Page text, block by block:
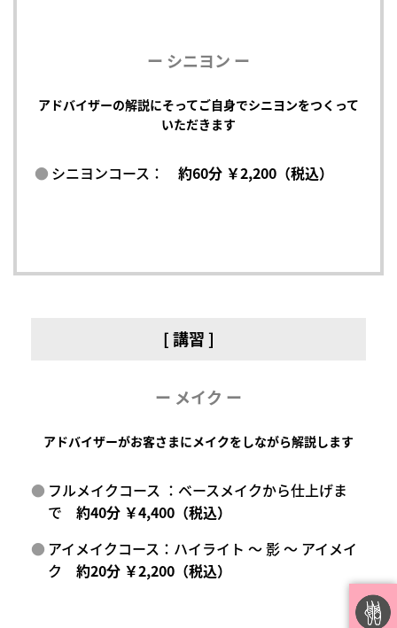
ー シニヨン ー
アドバイザーの解説にそってご自身でシニヨンをつくって
いただきます
シニヨンコース：約60分 ￥2,200（税込）
[ 講習 ]
ー メイク ー
アドバイザーがお客さまにメイクをしながら解説します
フルメイクコース ：ベースメイクから仕上げま
で約40分 ￥4,400（税込）
アイメイクコース：ハイライト ～ 影 ～ アイメイ
ク約20分 ￥2,200（税込）